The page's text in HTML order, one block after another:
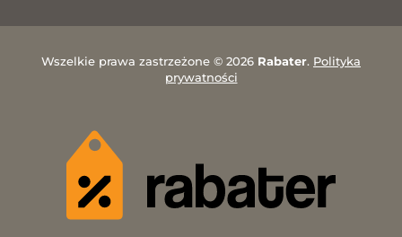
Wszelkie prawa zastrzeżone © 2026 Rabater. Polityka
prywatności